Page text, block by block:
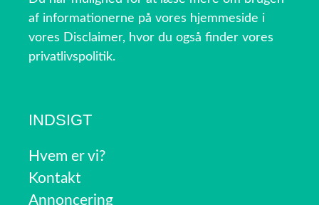
af informationerne på vores hjemmeside i
vores Disclaimer, hvor du også finder vores
privatlivspolitik.
INDSIGT
Hvem er vi?
Kontakt
Annoncering